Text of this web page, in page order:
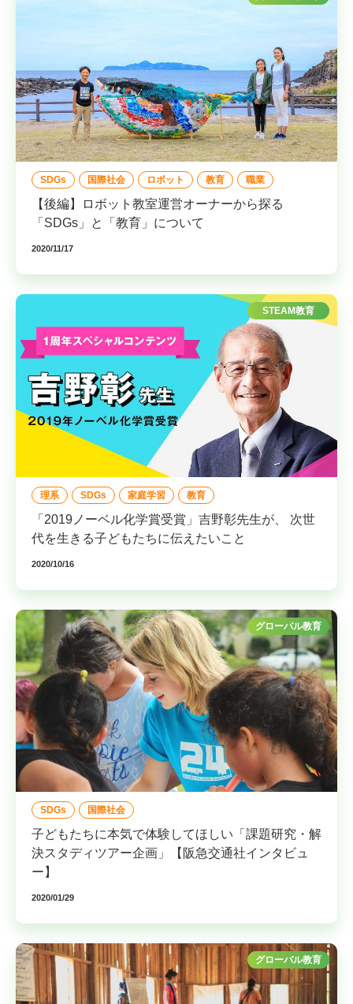
SDGs 国際社会 ロボット 教育 職業
【後編】ロボット教室運営オーナーから探る
「SDGs」と「教育」について
2020/11/17
STEAM教育
理系 SDGs 家庭学習 教育
「2019ノーベル化学賞受賞」吉野彰先生が、 次世
代を生きる子どもたちに伝えたいこと
2020/10/16
グローバル教育
SDGs 国際社会
子どもたちに本気で体験してほしい「課題研究・解
決スタディツアー企画」【阪急交通社インタビュ
ー】
2020/01/29
グローバル教育